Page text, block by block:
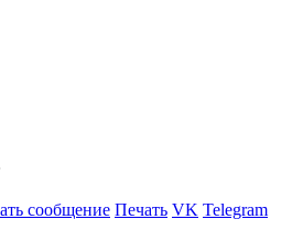
сообщение Печать VK Telegram